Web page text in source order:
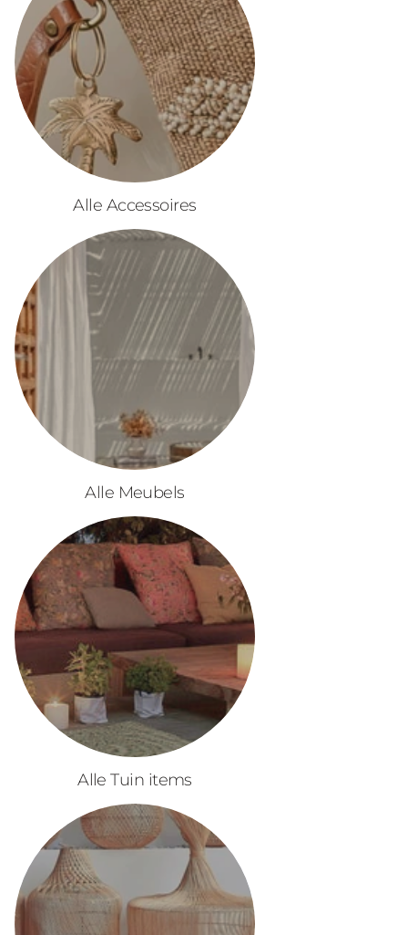
Alle Accessoires
Alle Meubels
Alle Tuin items